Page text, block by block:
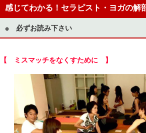
感じてわかる！セラピスト・ヨガの解
※ 必ずお読み下さい
【 ミスマッチをなくすために 】